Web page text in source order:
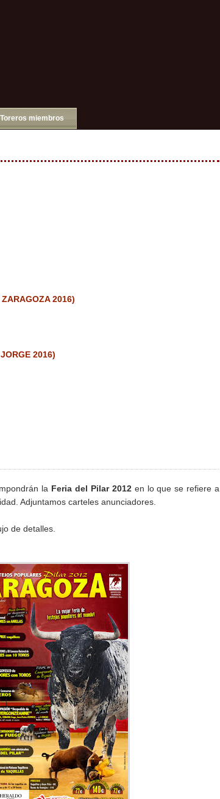
Toreros miembros
ZARAGOZA 2016)
2016)
la Feria del Pilar 2012en lo que se refiere a
Adjuntamos carteles anunciadores.
de detalles.